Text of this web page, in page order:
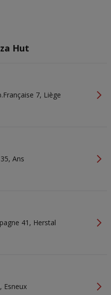
Hut
7, Liège
Ans
41, Herstal
Esneux